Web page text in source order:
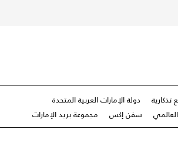
تذكارية
دولة الإمارات العربية المتحدة
سفن إكس مجموعة بريد الإمارات